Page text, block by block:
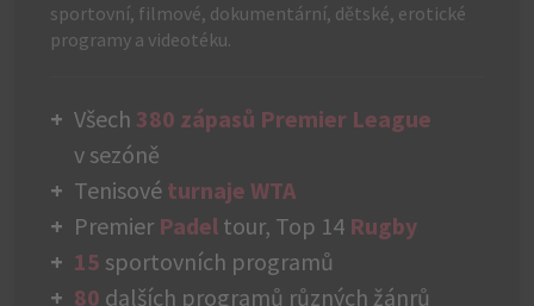
sportovní, filmové, dokumentární, dětské, erotické
programy a videotéku.
Všech 380 zápasů Premier League
v sezóně
Tenisové turnaje WTA
Premier Padel tour, Top 14 Rugby
15 sportovních programů
80 dalších programů různých žánrů